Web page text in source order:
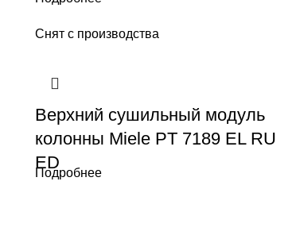
Снят с производства
Верхний сушильный модуль
колонны Miele PT 7189 EL RU
ED
Подробнее